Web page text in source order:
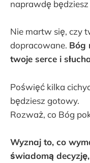
naprawdę
Nie martw się, czy
dopracowane. Bóg
twoje serce i
Poświęć kilka
będziesz gotowy.
Rozważ, co Bóg
Wyznaj to, co
świadomą